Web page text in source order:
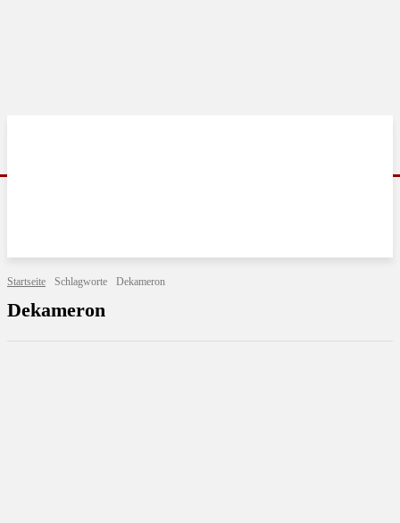
Startseite Schlagworte Dekameron
Dekameron